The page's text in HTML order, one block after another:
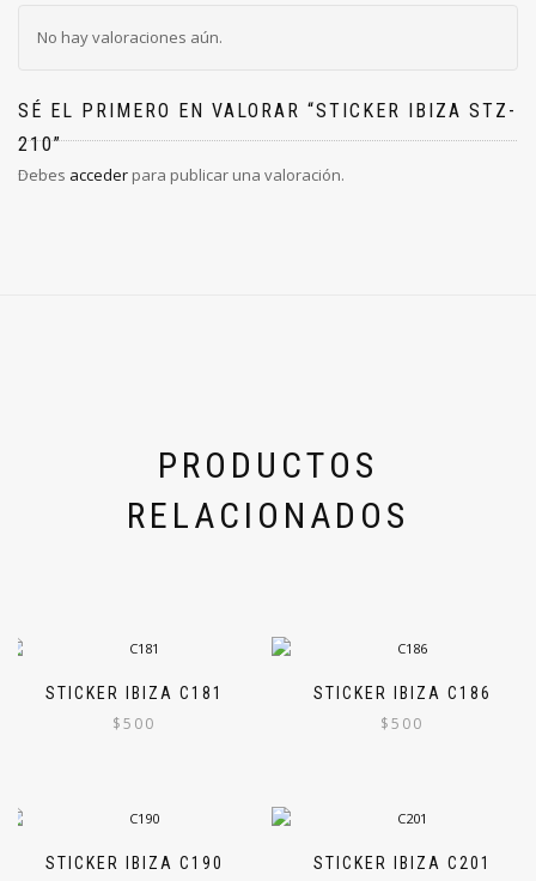
No hay valoraciones aún.
SÉ EL PRIMERO EN VALORAR “STICKER IBIZA STZ-
210”
Debes acceder para publicar una valoración.
PRODUCTOS
RELACIONADOS
STICKER IBIZA C181
$500
STICKER IBIZA C186
$500
STICKER IBIZA C190 STICKER IBIZA C201